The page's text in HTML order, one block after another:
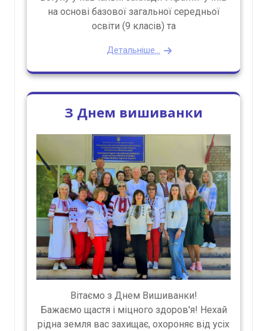
на основі базової загальної середньої
освіти (9 класів) та
Детальніше...
З Днем вишиванки
Вітаємо з Днем Вишиванки!
Бажаємо щастя і міцного здоров'я! Нехай
рідна земля вас захищає, охороняє від усіх